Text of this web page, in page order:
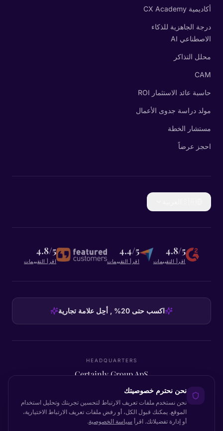
أكاديمية CX Academy
درجة الجاهزية للذكاء
الاصطناعي AI
محلل التذاكر
CAM
حاسبة عائد الاستثمار ROI
مولد دراسة جدوى الأعمال
مستشار الخطة
احجز عرضاً
4.8/5
اقرأ التقييمات
4.4/5
اقرأ التقييمات
4.8/5
اقرأ التقييمات
اكسب حتى 20% , أحِل علامة تجارية
HEADQUARTERS
Certainly Group ApS
København K Denmarkنحن نحترم خصوصيتك
نحن نستخدم ملفات تعريف الارتباط لتحسين تجربتك وتحليل استخدام
الموقع. يمكنك قبول الكل، أو رفض ملفات تعريف الارتباط الاختيارية،
أو إدارة تفضيلاتك. اقرأ سياسة الخصوصية.